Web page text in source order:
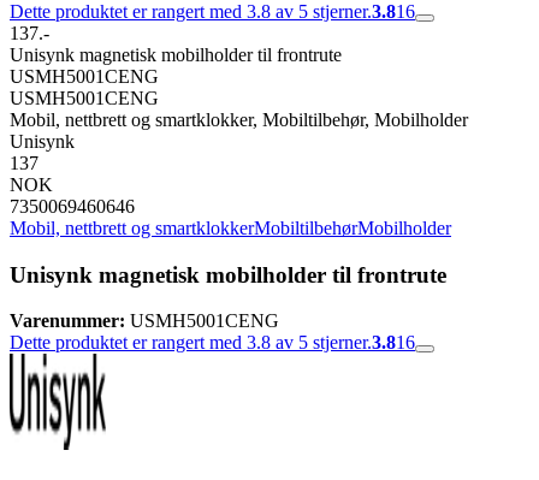
Dette produktet er rangert med 3.8 av 5 stjerner.3.816
137.-
Unisynk magnetisk mobilholder til frontrute
USMH5001CENG
USMH5001CENG
Mobil, nettbrett og smartklokker, Mobiltilbehør, Mobilholder
Unisynk
137
NOK
7350069460646
Mobil, nettbrett og smartklokkerMobiltilbehørMobilholder
Unisynk magnetisk mobilholder til frontrute
Varenummer: USMH5001CENG
Dette produktet er rangert med 3.8 av 5 stjerner.3.816